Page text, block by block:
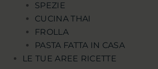
SPEZIE
CUCINA THAI
FROLLA
PASTA FATTA IN CASA
LE TUE AREE RICETTE